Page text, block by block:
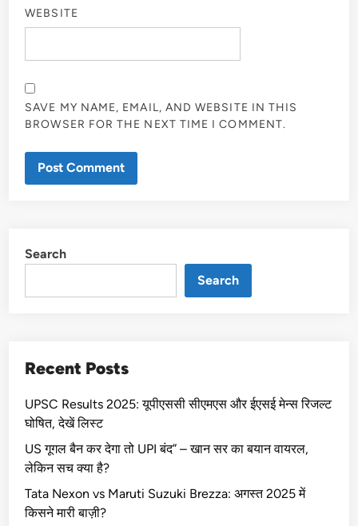
WEBSITE
SAVE MY NAME, EMAIL, AND WEBSITE IN THIS
BROWSER FOR THE NEXT TIME I COMMENT.
Search
Search
Recent Posts
UPSC Results 2025: यूपीएससी सीएमएस और ईएसई मेन्स रिजल्ट
घोषित, देखें लिस्ट
US गूगल बैन कर देगा तो UPI बंद” – खान सर का बयान वायरल,
लेकिन सच क्या है?
Tata Nexon vs Maruti Suzuki Brezza: अगस्त 2025 में
किसने मारी बाज़ी?